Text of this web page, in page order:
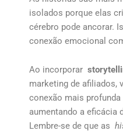
isolados porque elas
cérebro pode ancorar.
conexão emocional
Ao incorporar
marketing de afiliados,
conexão mais
aumentando a eficácia
Lembre-se de que as